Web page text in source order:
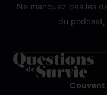
Ne manquez pas les
du
Couvent